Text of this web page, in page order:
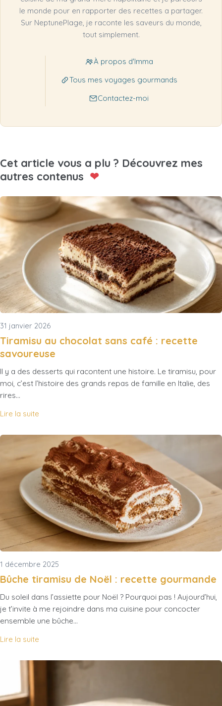
le monde pour en rapporter des recettes a partager.
Sur NeptunePlage, je raconte les saveurs du monde,
tout simplement.
À propos d'Imma
Tous mes voyages gourmands
Contactez-moi
Cet article vous a plu ? Découvrez mes
autres contenus ❤
31 janvier 2026
Tiramisu au chocolat sans café : recette
savoureuse
Il y a des desserts qui racontent une histoire. Le tiramisu, pour
moi, c’est l’histoire des grands repas de famille en Italie, des
rires…
Lire la suite
1 décembre 2025
Bûche tiramisu de Noël : recette gourmande
Du soleil dans l’assiette pour Noël ? Pourquoi pas ! Aujourd’hui,
je t’invite à me rejoindre dans ma cuisine pour concocter
ensemble une bûche…
Lire la suite